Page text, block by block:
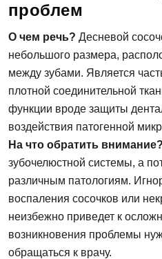
проблем
О чем речь? Десневой
небольшого размера,
между зубами. Является
плотной соединительной
функции вроде защиты
воздействия патогенной
На что обратить внимание?
зубочелюстной системы, а
различным патологиям.
воспаления сосочков или
неизбежно приведет к
возникновения проблемы
обращаться к врачу.